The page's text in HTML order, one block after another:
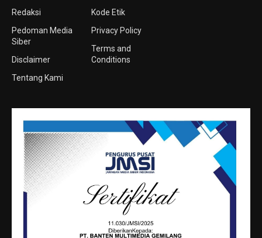
Redaksi
Pedoman Media
Siber
Disclaimer
Tentang Kami
Kode Etik
Privacy Policy
Terms and
Conditions